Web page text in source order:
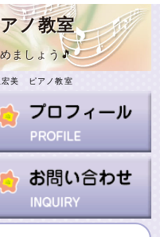
ノ教室
ましょう🎵
宏美 ピアノ教室